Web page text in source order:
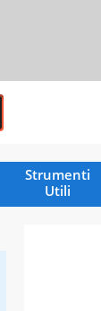
Strumenti
Utili